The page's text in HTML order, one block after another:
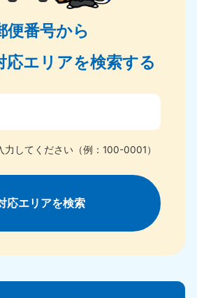
便番号から
応エリアを検索する
してください（例：100-0001）
応エリアを検索